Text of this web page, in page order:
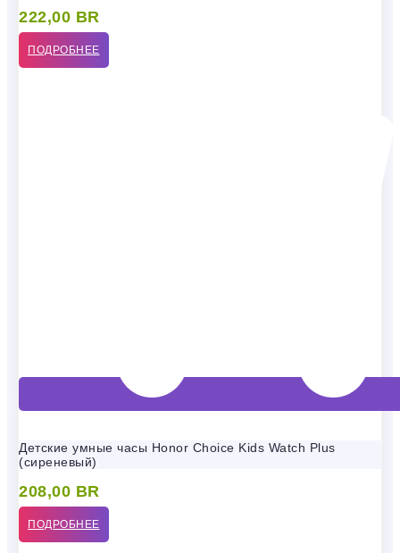
222,00 BR
ПОДРОБНЕЕ
Детские умные часы Honor Choice Kids Watch Plus
(сиреневый)
208,00 BR
ПОДРОБНЕЕ